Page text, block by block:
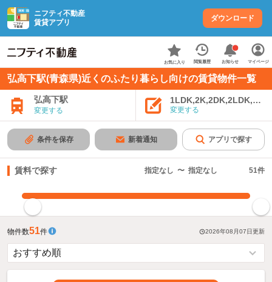
ニフティ不動産
賃貸アプリ
ダウンロード
お気に入り 閲覧履歴 お知らせ マイページ
弘高下駅(青森県)近くのふたり暮らし向けの賃貸物件一覧
弘高下駅
変更する 変更する
条件を保存 新着通知 アプリで探す
賃料で探す 指定なし 〜 指定なし 51件
物件数51件 2026年08月07日更新